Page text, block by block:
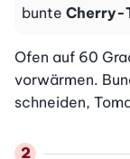
bunte Cherry-
Ofen auf 60
vorwärmen.
schneiden,